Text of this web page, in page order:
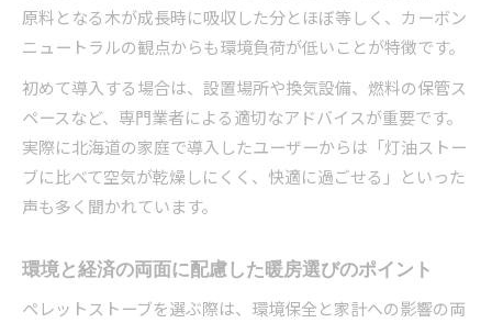
原料となる木が成長時に吸収した分とほぼ等しく、カーボン
ニュートラルの観点からも環境負荷が低いことが特徴です。
初めて導入する場合は、設置場所や換気設備、燃料の保管ス
ペースなど、専門業者による適切なアドバイスが重要です。
実際に北海道の家庭で導入したユーザーからは「灯油ストー
ブに比べて空気が乾燥しにくく、快適に過ごせる」といった
声も多く聞かれています。
環境と経済の両面に配慮した暖房選びのポイント
ペレットストーブを選ぶ際は、環境保全と家計への影響の両